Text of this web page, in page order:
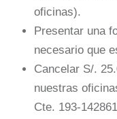
oficinas).
Presentar una
necesario que
Cancelar S/.
nuestras
Cte. 193-